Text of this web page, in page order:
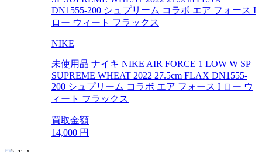
NIKE
未使用品 ナイキ NIKE AIR FORCE 1 LOW W SP
SUPREME WHEAT 2022 27.5cm FLAX DN1555-
200 シュプリーム コラボ エア フォース I ロー ウ
ィート フラックス
買取金額
14,000 円